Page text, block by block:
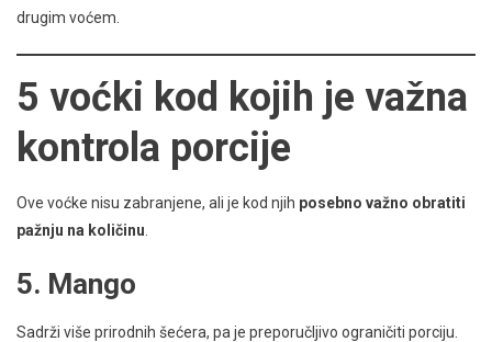
drugim voćem.
5 voćki kod kojih je važna
kontrola porcije
Ove voćke nisu zabranjene, ali je kod njih posebno važno obratiti
pažnju na količinu
5. Mango
Sadrži više prirodnih šećera, pa je preporučljivo ograničiti porciju.